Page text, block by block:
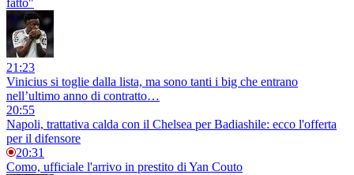
fatto"
21:23
Vinicius si toglie dalla lista, ma sono tanti i big che entrano
nell’ultimo anno di contratto…
20:55
Napoli, trattativa calda con il Chelsea per Badiashile: ecco l'offerta
per il difensore
20:31
Como, ufficiale l'arrivo in prestito di Yan Couto